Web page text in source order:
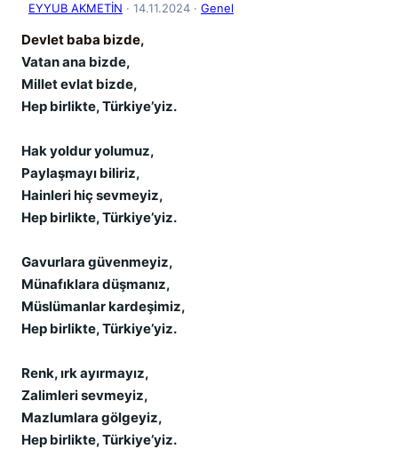
EYYUB AKMETİN · 14.11.2024 · Genel
Devlet baba bizde,
Vatan ana bizde,
Millet evlat bizde,
Hep birlikte, Türkiye’yiz.
Hak yoldur yolumuz,
Paylaşmayı biliriz,
Hainleri hiç sevmeyiz,
Hep birlikte, Türkiye’yiz.
Gavurlara güvenmeyiz,
Münafıklara düşmanız,
Müslümanlar kardeşimiz,
Hep birlikte, Türkiye’yiz.
Renk, ırk ayırmayız,
Zalimleri sevmeyiz,
Mazlumlara gölgeyiz,
Hep birlikte, Türkiye’yiz.